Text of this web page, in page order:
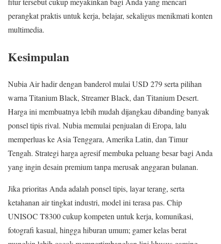
perangkat praktis untuk kerja, belajar, sekaligus menikmati konten
multimedia.
Kesimpulan
Nubia Air hadir dengan banderol mulai USD 279 serta pilihan
warna Titanium Black, Streamer Black, dan Titanium Desert.
Harga ini membuatnya lebih mudah dijangkau dibanding banyak
ponsel tipis rival. Nubia memulai penjualan di Eropa, lalu
memperluas ke Asia Tenggara, Amerika Latin, dan Timur
Tengah. Strategi harga agresif membuka peluang besar bagi Anda
yang ingin desain premium tanpa merusak anggaran bulanan.
Jika prioritas Anda adalah ponsel tipis, layar terang, serta
ketahanan air tingkat industri, model ini terasa pas. Chip
UNISOC T8300 cukup kompeten untuk kerja, komunikasi,
fotografi kasual, hingga hiburan umum; gamer kelas berat